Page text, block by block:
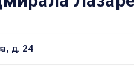
д. 24